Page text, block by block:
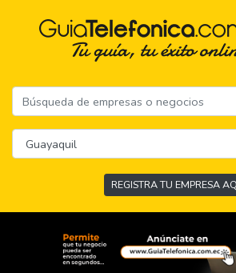
REGISTRA TU EMPRESA